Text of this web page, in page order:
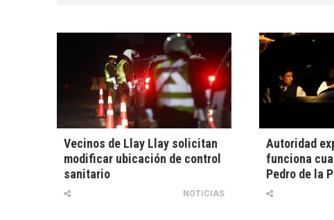
Vecinos de Llay Llay solicitan
modificar ubicación de control
sanitario
NOTICIAS
Autoridad
funciona
Pedro de la